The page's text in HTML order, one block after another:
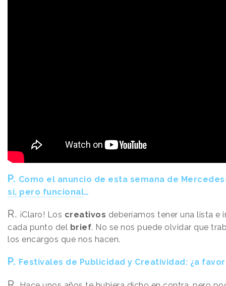
P. Como el anuncio de esta semana de
sí, pero funcional…
R. ¡Claro! Los creativos deberíamos tener una lista e
cada punto del brief. No se nos puede olvidar que
los encargos que nos hacen.
P. Festivales de Publicidad y Creatividad: ¿a